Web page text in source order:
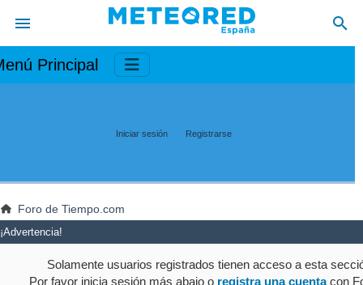
Principal
Iniciar sesión Registrarse
Foro de Tiempo.com
¡Advertencia!
Solamente usuarios registrados tienen acceso a esta
Por favor inicia sesión más abajo o registra una cuentacon